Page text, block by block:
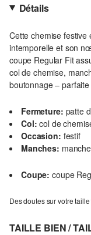
Détails
Cette chemise festive
intemporelle et son
coupe Regular Fit
col de chemise,
boutonnage –
Fermeture: patte
Col: col de
Occasion: festif
Manches:
Coupe: coupe
Des doutes sur votre
TAILLE BIEN /